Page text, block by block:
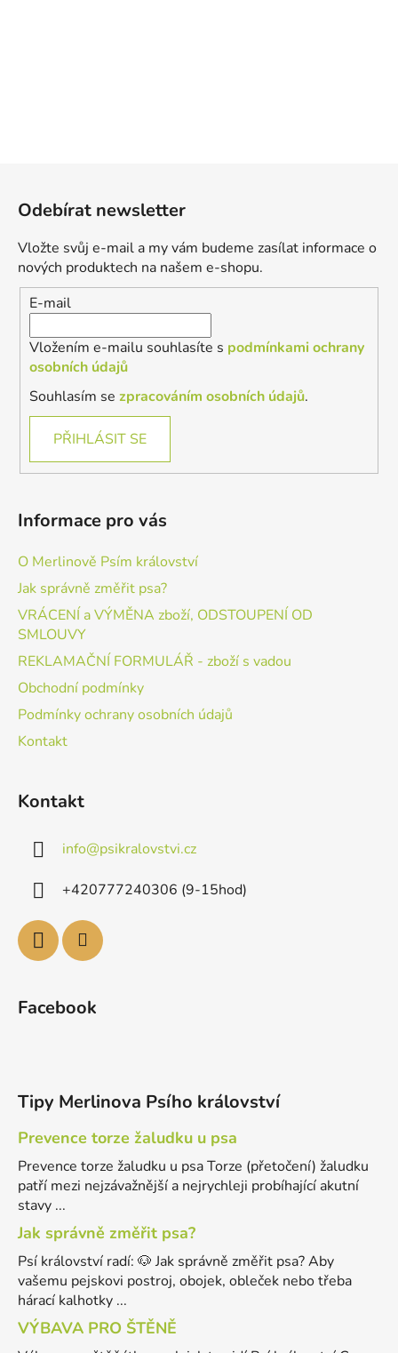
Odebírat newsletter
Vložte svůj e-mail a my vám budeme zasílat informace o
nových produktech na našem e-shopu.
E-mail
Vložením e-mailu souhlasíte s podmínkami ochrany
osobních údajů
Souhlasím se zpracováním osobních údajů.
PŘIHLÁSIT SE
Informace pro vás
O Merlinově Psím království
Jak správně změřit psa?
VRÁCENÍ a VÝMĚNA zboží, ODSTOUPENÍ OD
SMLOUVY
REKLAMAČNÍ FORMULÁŘ - zboží s vadou
Obchodní podmínky
Podmínky ochrany osobních údajů
Kontakt
Kontakt
info@psikralovstvi.cz
+420777240306 (9-15hod)
Facebook
Tipy Merlinova Psího království
Prevence torze žaludku u psa
Prevence torze žaludku u psa Torze (přetočení) žaludku
patří mezi nejzávažnější a nejrychleji probíhající akutní
stavy ...
Jak správně změřit psa?
Psí království radí: 🐶 Jak správně změřit psa? Aby
vašemu pejskovi postroj, obojek, obleček nebo třeba
hárací kalhotky ...
VÝBAVA PRO ŠTĚNĚ